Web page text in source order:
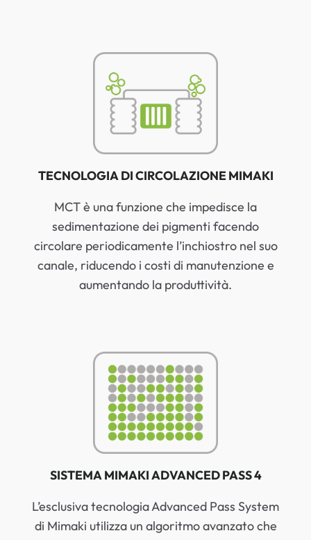
TECNOLOGIA DI CIRCOLAZIONE MIMAKI
MCT è una funzione che impedisce la
sedimentazione dei pigmenti facendo
circolare periodicamente l’inchiostro nel suo
canale, riducendo i costi di manutenzione e
aumentando la produttività.
SISTEMA MIMAKI ADVANCED PASS 4
L’esclusiva tecnologia Advanced Pass System
di Mimaki utilizza un algoritmo avanzato che